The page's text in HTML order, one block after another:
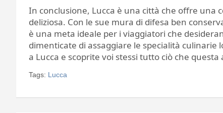
In conclusione, Lucca è una città che offre una
deliziosa. Con le sue mura di difesa ben
è una meta ideale per i viaggiatori che
dimenticate di assaggiare le specialità
a Lucca e scoprite voi stessi tutto ciò che
Tags: Lucca